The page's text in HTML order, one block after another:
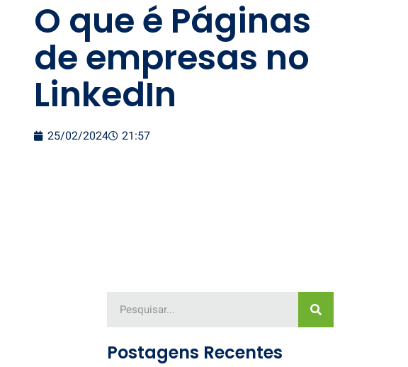
O que é Páginas
de empresas no
LinkedIn
25/02/2024 21:57
Postagens Recentes